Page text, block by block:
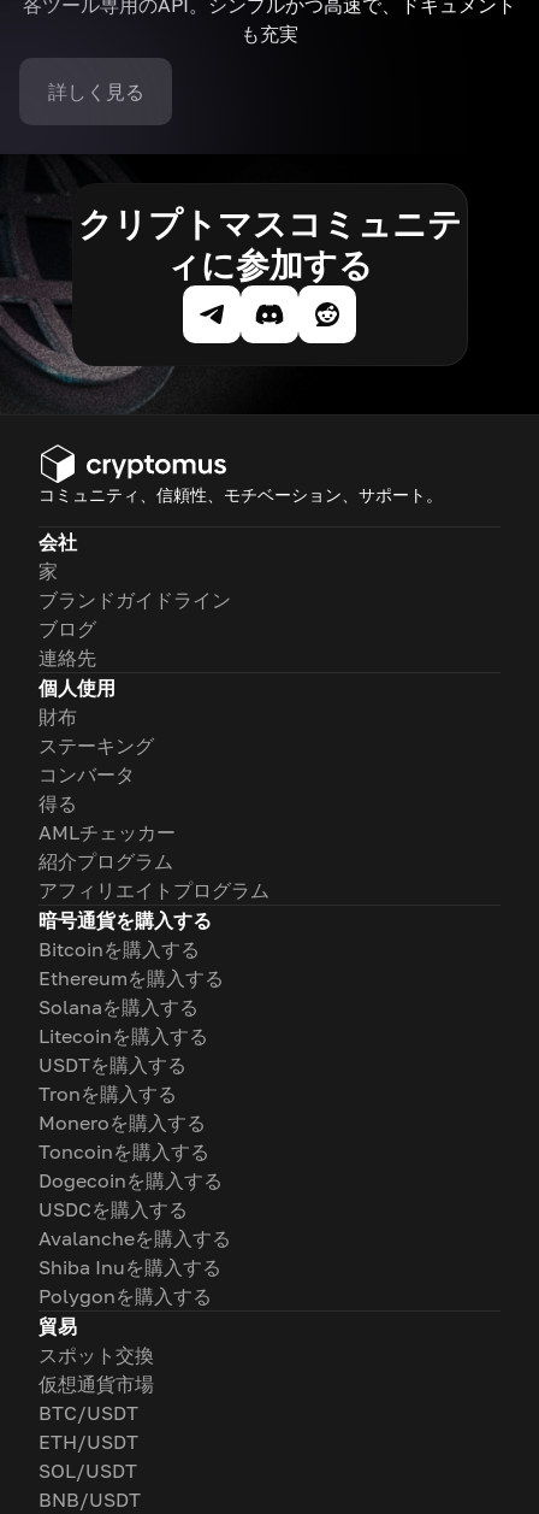
各ツール専用のAPI。シンプルかつ高速で、ドキュメント
も充実
詳しく見る
クリプトマスコミュニテ
ィに参加する
コミュニティ、信頼性、モチベーション、サポート。
会社
家
ブランドガイドライン
ブログ
連絡先
個人使用
財布
ステーキング
コンバータ
得る
AMLチェッカー
紹介プログラム
アフィリエイトプログラム
暗号通貨を購入する
Bitcoinを購入する
Ethereumを購入する
Solanaを購入する
Litecoinを購入する
USDTを購入する
Tronを購入する
Moneroを購入する
Toncoinを購入する
Dogecoinを購入する
USDCを購入する
Avalancheを購入する
Shiba Inuを購入する
Polygonを購入する
貿易
スポット交換
仮想通貨市場
BTC/USDT
ETH/USDT
SOL/USDT
BNB/USDT